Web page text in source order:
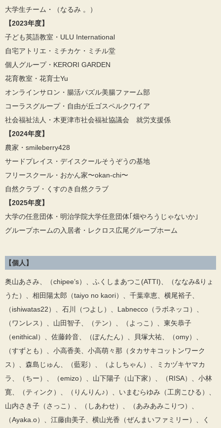
大学生チーム・（なるみ 。）
【2023年度】
子ども英語教室・ULU International
自宅アトリエ・ミチカケ・ミチル堂
個人グループ・KERORI GARDEN
花育教室・花育士Yu
オンラインサロン・腸活パズル美腸ファーム部
コーラスグループ・自由が丘ゴスペルクワイア
社会福祉法人・木更津市社会福祉協議会 就労支援係
【2024年度】
農家・smileberry428
サードプレイス・デイスクールそうぞうの基地
フリースクール・おかん家〜okan-chi〜
自然クラブ・くすのき自然クラブ
【2025年度】
大学の任意団体・明治学院大学任意団体｢畑やろうじゃないか｣
グループホームの入居者・レクロス広尾グループホーム
【個人】
奥山あさみ、（chipee’s）、ふくしまあつこ(ATTI)、（ななみ&りょ
うた）、相田陽太郎（taiyo no kaori）、千葉幸恵、横尾裕子、
（ishiwatas22）、石川（つよし）、Labnecco（ラボネッコ）、
（ワンレス）、山田智子、（テン）、（よっこ）、東矢恭子
（enithical）、佐藤鈴音、（ぽんたん）、貝塚大祐、（omy）、
（すずとも）、小高香美、小高萌々那（タカサキコットンワーク
ス）、森島じゅん、（藍彩）、（よしちゃん）、ミカヅキヤマカ
ラ、（ちー）、（emizo）、山下陽子（山下家）、（RISA）、小林
寛、（ティンク）、（りんりん♪）、いまむらゆみ（工房こひる）、
山内さき子（さっこ）、（しあわせ）、（あみあみこりつ）、
（Ayaka.o）、江藤由美子、横山光香（ぜんまいファミリー）、く